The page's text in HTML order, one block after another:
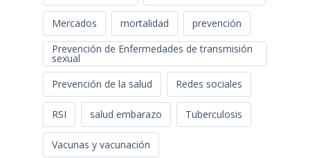
Mercados mortalidad
prevención
Prevención de Enfermedades de transmisión
sexual
Prevención de la salud
Redes sociales
RSI salud embarazo Tuberculosis
Vacunas y vacunación